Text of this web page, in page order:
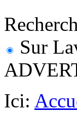
Sur
Ici: